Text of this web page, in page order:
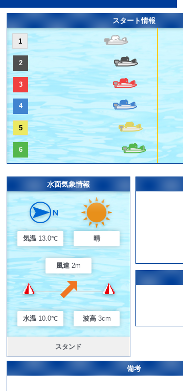
スタート情報
1
2
3
4
5
6
水面気象情報
気温 13.0℃ 晴
風速 2m
水温 10.0℃ 波高 3cm
スタンド
備考